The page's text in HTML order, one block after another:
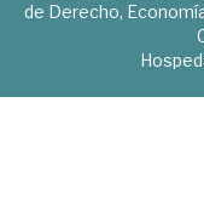
de Derecho,